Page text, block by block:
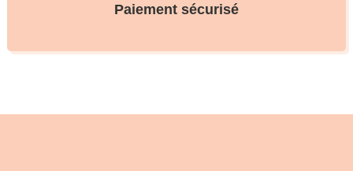
Paiement sécurisé